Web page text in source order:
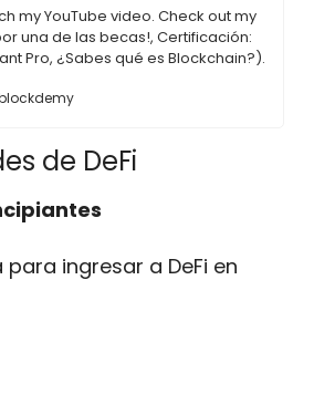
my YouTube video. Check out my
una de las becas!, Certificación:
Pro, ¿Sabes qué es Blockchain?).
de DeFi
ingresar a DeFi en